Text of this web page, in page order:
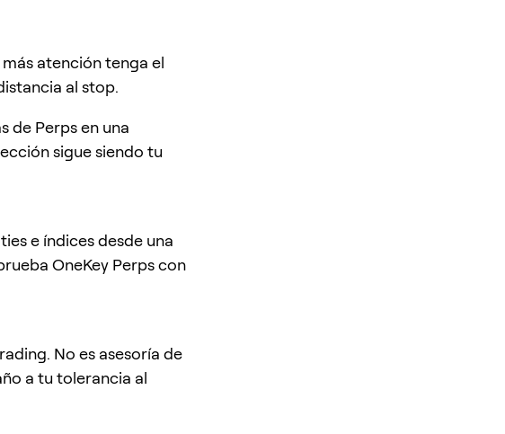
atención tenga el
al stop.
de Perps en una
sigue siendo tu
e índices desde una
OneKey Perps con
No es asesoría de
a tu tolerancia al